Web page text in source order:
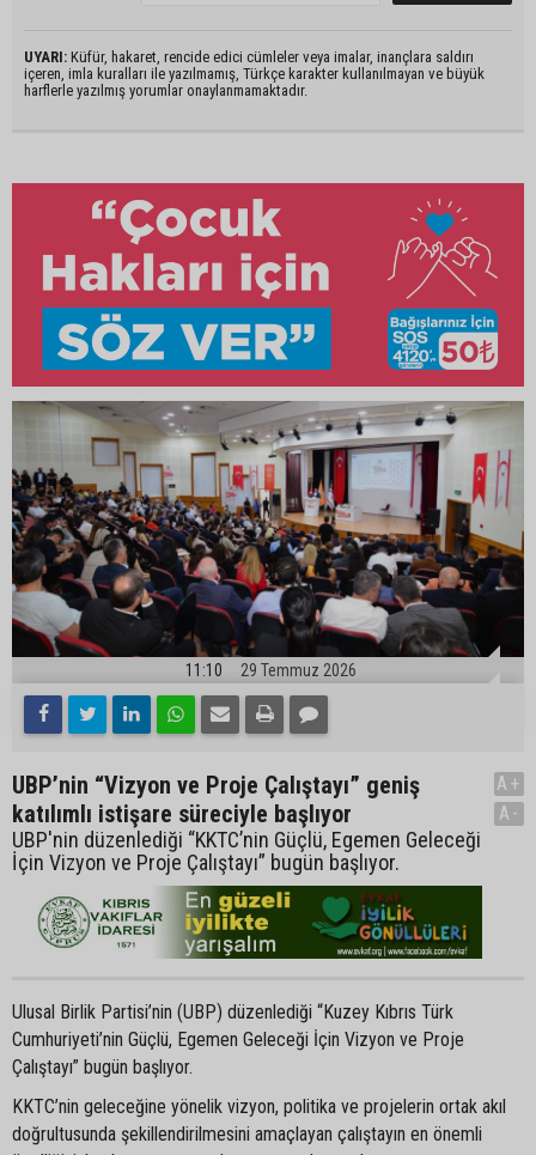
UYARI: Küfür, hakaret, rencide edici cümleler veya imalar, inançlara saldırı
içeren, imla kuralları ile yazılmamış, Türkçe karakter kullanılmayan ve büyük
harflerle yazılmış yorumlar onaylanmamaktadır.
11:10 29 Temmuz 2026
UBP’nin “Vizyon ve Proje Çalıştayı” geniş
katılımlı istişare süreciyle başlıyor
UBP'nin düzenlediği “KKTC’nin Güçlü, Egemen Geleceği
İçin Vizyon ve Proje Çalıştayı” bugün başlıyor.
A+
A-
Ulusal Birlik Partisi’nin (UBP) düzenlediği “Kuzey Kıbrıs Türk
Cumhuriyeti’nin Güçlü, Egemen Geleceği İçin Vizyon ve Proje
Çalıştayı” bugün başlıyor.
KKTC’nin geleceğine yönelik vizyon, politika ve projelerin ortak akıl
doğrultusunda şekillendirilmesini amaçlayan çalıştayın en önemli